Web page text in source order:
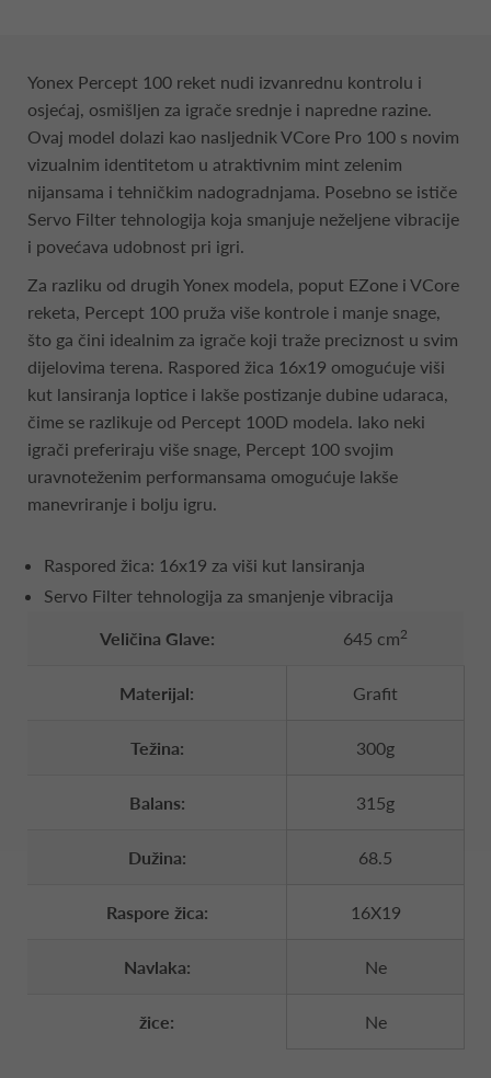
Yonex Percept 100 reket nudi izvanrednu kontrolu i
osjećaj, osmišljen za igrače srednje i napredne razine.
Ovaj model dolazi kao nasljednik VCore Pro 100 s novim
vizualnim identitetom u atraktivnim mint zelenim
nijansama i tehničkim nadogradnjama. Posebno se ističe
Servo Filter tehnologija koja smanjuje neželjene vibracije
i povećava udobnost pri igri.
Za razliku od drugih Yonex modela, poput EZone i VCore
reketa, Percept 100 pruža više kontrole i manje snage,
što ga čini idealnim za igrače koji traže preciznost u svim
dijelovima terena. Raspored žica 16x19 omogućuje viši
kut lansiranja loptice i lakše postizanje dubine udaraca,
čime se razlikuje od Percept 100D modela. Iako neki
igrači preferiraju više snage, Percept 100 svojim
uravnoteženim performansama omogućuje lakše
manevriranje i bolju igru.
Raspored žica: 16x19 za viši kut lansiranja
Servo Filter tehnologija za smanjenje vibracija
Veličina Glave: 645 cm2
Materijal: Grafit
Težina: 300g
Balans: 315g
Dužina: 68.5
Raspore žica: 16X19
Navlaka: Ne
žice: Ne